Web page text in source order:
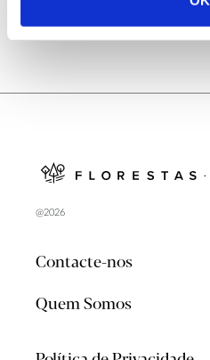
@2026
Contacte-nos
Quem Somos